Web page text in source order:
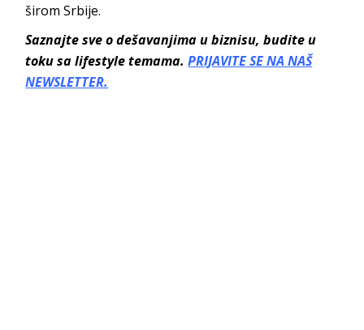
širom Srbije.
Saznajte sve o dešavanjima u biznisu, budite u
toku sa lifestyle temama. PRIJAVITE SE NA NAŠ
NEWSLETTER.